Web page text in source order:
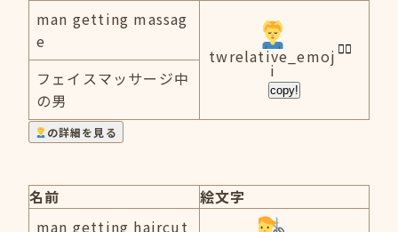
man getting massag
e
twrelative_emoj
i
copy!
フェイスマッサージ中
の男
の詳細を見る
名前
絵文字
man getting haircut